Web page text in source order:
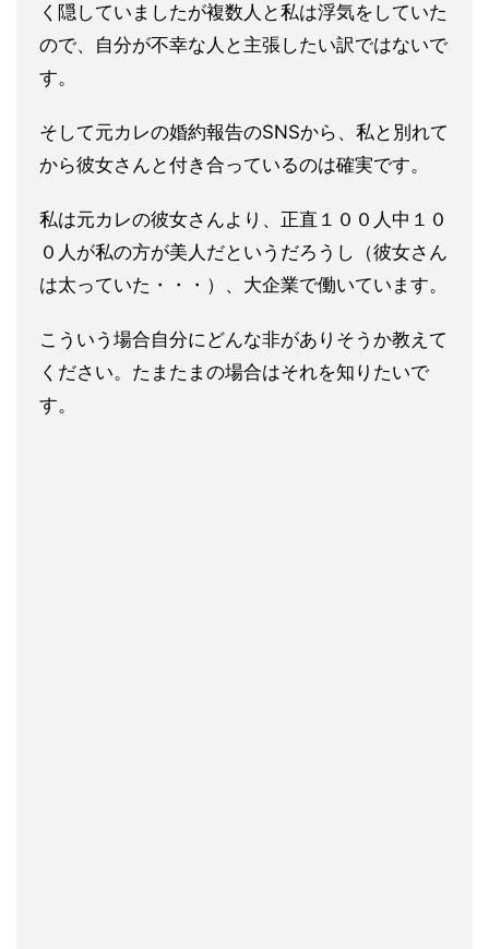
く隠していましたが複数人と私は浮気をしていた
ので、自分が不幸な人と主張したい訳ではないで
す。
そして元カレの婚約報告のSNSから、私と別れて
から彼女さんと付き合っているのは確実です。
私は元カレの彼女さんより、正直１００人中１０
０人が私の方が美 人だというだろうし（彼女さん
は太っていた・・・）、 大企業で働いています。
こういう場合自分にどんな非がありそうか教えて
ください。たまた まの場合はそれを知りたいで
す。